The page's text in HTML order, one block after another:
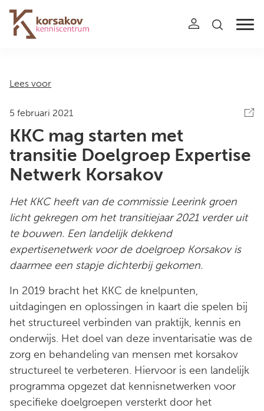
Navigation
Lees voor
5 februari 2021
KKC mag starten met
transitie Doelgroep Expertise
Netwerk Korsakov
Het KKC heeft van de commissie Leerink groen
licht gekregen om het transitiejaar 2021 verder uit
te bouwen. Een landelijk dekkend
expertisenetwerk voor de doelgroep Korsakov is
daarmee een stapje dichterbij gekomen.
In 2019 bracht het KKC de knelpunten,
uitdagingen en oplossingen in kaart die spelen bij
het structureel verbinden van praktijk, kennis en
onderwijs. Het doel van deze inventarisatie was de
zorg en behandeling van mensen met korsakov
structureel te verbeteren. Hiervoor is een landelijk
programma opgezet dat kennisnetwerken voor
specifieke doelgroepen versterkt door het